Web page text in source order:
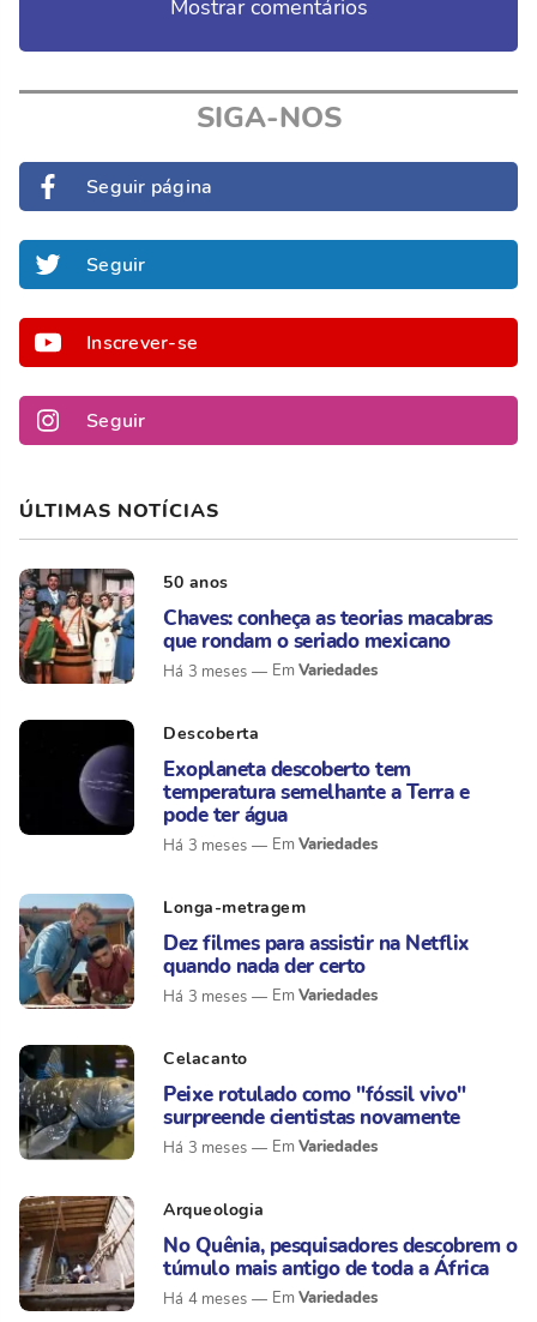
Mostrar comentários
SIGA-NOS
Seguir página
Seguir
Inscrever-se
Seguir
ÚLTIMAS NOTÍCIAS
50 anos
Chaves: conheça as teorias macabras
que rondam o seriado mexicano
Há 3 meses Variedades
Descoberta
Exoplaneta descoberto tem
temperatura semelhante a Terra e
pode ter água
Há 3 meses Variedades
Longa-metragem
Dez filmes para assistir na Netflix
quando nada der certo
Há 3 meses Variedades
Celacanto
Peixe rotulado como "fóssil vivo"
surpreende cientistas novamente
Há 3 meses Variedades
Arqueologia
No Quênia, pesquisadores descobrem o
túmulo mais antigo de toda a África
Há 4 meses Variedades